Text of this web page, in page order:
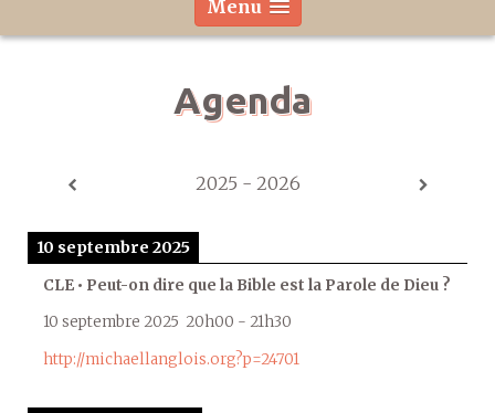
Menu
Agenda
2025 - 2026
10 septembre 2025
CLE • Peut-on dire que la Bible est la Parole de Dieu ?
10 septembre 2025 20h00 - 21h30
http://michaellanglois.org?p=24701